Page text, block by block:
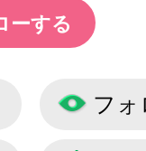
ーする
フォ